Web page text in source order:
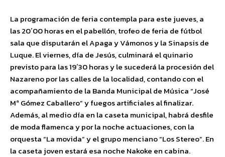
La programación de feria contempla para este jueves, a
las 20´00 horas en el pabellón, trofeo de feria de fútbol
sala que disputarán el Apaga y Vámonos y la Sinapsis de
Luque. El viernes, día de Jesús, culminará el quinario
previsto para las 19´30 horas y le sucederá la procesión del
Nazareno por las calles de la localidad, contando con el
acompañamiento de la Banda Municipal de Música “José
Mª Gómez Caballero” y fuegos artificiales al finalizar.
Además, al medio día en la caseta municipal, habrá desfile
de moda flamenca y por la noche actuaciones, con la
orquesta “La movida” y el grupo menciano “Los Stereo”. En
la caseta joven estará esa noche Nakoke en cabina.